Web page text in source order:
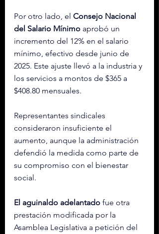
Por otro lado, el Consejo Nacional
del Salario Mínimo aprobó un
incremento del 12% en el salario
mínimo, efectivo desde junio de
2025. Este ajuste llevó a la industria y
los servicios a montos de $365 a
$408.80 mensuales.
Representantes sindicales
consideraron insuficiente el
aumento, aunque la administración
defendió la medida como parte de
su compromiso con el bienestar
social.
El aguinaldo adelantado fue otra
prestación modificada por la
Asamblea Legislativa a petición del